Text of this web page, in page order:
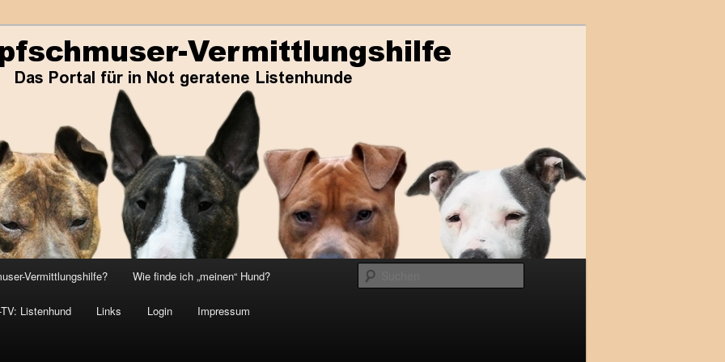
Vermittlungshilfe
Vermittlungshilfe? Wie finde ich „meinen“ Hund?
Listenhund Links Login Impressum